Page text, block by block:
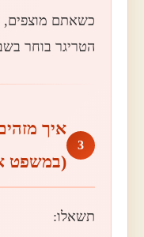
כשאתם מוצפים,
הטריגר בוחר
3
איך
(במשפט
תשאלו: